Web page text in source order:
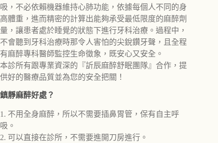
吸，不必依賴機器維持心肺功能，依據每個人不同的身
高體重，進而精密的計算出能夠承受最低限度的麻醉劑
量，讓患者處於睡覺的狀態下進行牙科治療。過程中，
不會聽到牙科治療時那令人害怕的尖銳鑽牙聲，且全程
有麻醉專科醫師監控生命徵象，既安心又安全。
本診所有跟專業資深的『訢辰麻醉舒眠團隊』合作，提
供好的醫療品質並為您的安全把關！
鎮靜麻醉好處？
1. 不用全身麻醉，所以不需要插鼻胃管，保有自主呼
吸。
2. 可以直接在診所，不需要進開刀房進行。